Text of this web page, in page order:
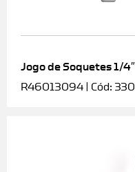
Jogo de Soquetes 1/
R46013094 | Cód: